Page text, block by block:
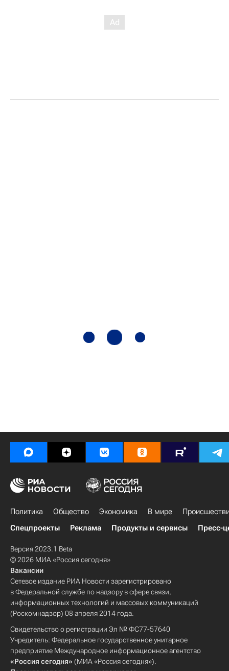
Политика Общество Экономика В мире
Спецпроекты
Реклама Продукты и сервисы Пресс-
Версия 2023.1 Beta
© 2026 МИА «Россия сегодня»
Вакансии
Сетевое издание РИА Новости зарегистрировано
в Федеральной службе по надзору в сфере связи,
информационных технологий и массовых коммуникаций
(Роскомнадзор) 08 апреля 2014 года.
Свидетельство о регистрации Эл № ФС77-57640
Учредитель: Федеральное государственное унитарное
предприятие Международное информационное агентство
«Россия сегодня» (МИА «Россия сегодня»).